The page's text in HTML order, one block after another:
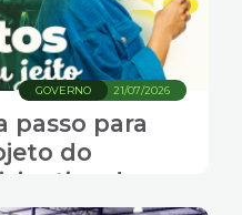
21/07/2026
GOVERNO
passo para
do
de